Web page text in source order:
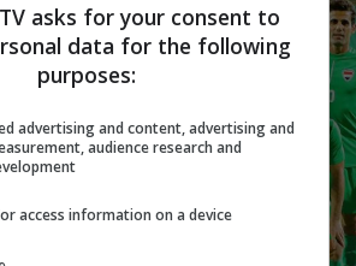
asks for your consent to
data for the following
purposes:
advertising and content, advertising and
audience research and
access information on a device